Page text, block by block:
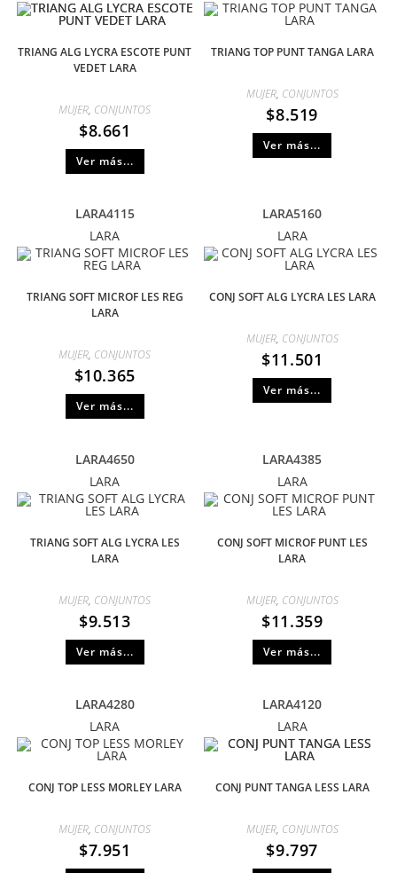
TRIANG ALG LYCRA ESCOTE PUNT
VEDET LARA
MUJER, CONJUNTOS
$8.661
Ver más...
TRIANG TOP PUNT TANGA LARA
MUJER, CONJUNTOS
$8.519
Ver más...
LARA4115
LARA
TRIANG SOFT MICROF LES REG
LARA
MUJER, CONJUNTOS
$10.365
Ver más...
LARA5160
LARA
CONJ SOFT ALG LYCRA LES LARA
MUJER, CONJUNTOS
$11.501
Ver más...
LARA4650
LARA
TRIANG SOFT ALG LYCRA LES
LARA
MUJER, CONJUNTOS
$9.513
Ver más...
LARA4385
LARA
CONJ SOFT MICROF PUNT LES
LARA
MUJER, CONJUNTOS
$11.359
Ver más...
LARA4280
LARA
CONJ TOP LESS MORLEY LARA
MUJER, CONJUNTOS
$7.951
LARA4120
LARA
CONJ PUNT TANGA LESS LARA
MUJER, CONJUNTOS
$9.797